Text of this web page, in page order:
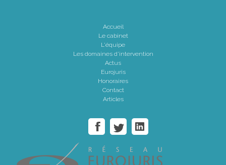
Accueil
Le cabinet
L'équipe
Les domaines d'intervention
Actus
Eurojuris
Honoraires
Contact
Articles